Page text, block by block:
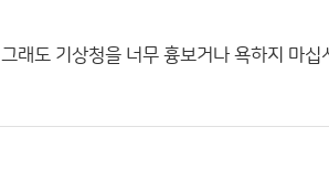
그래도 기상청을 너무 흉보거나 욕하지 마